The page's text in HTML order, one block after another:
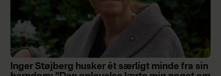
Inger Støjberg husker ét særligt minde fra sin